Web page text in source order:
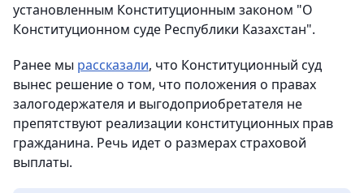
установленным Конституционным законом "О
Конституционном суде Республики Казахстан".
Ранее мы рассказали, что Конституционный суд
вынес решение о том, что положения о правах
залогодержателя и выгодоприобретателя не
препятствуют реализации конституционных прав
гражданина. Речь идет о размерах страховой
выплаты.